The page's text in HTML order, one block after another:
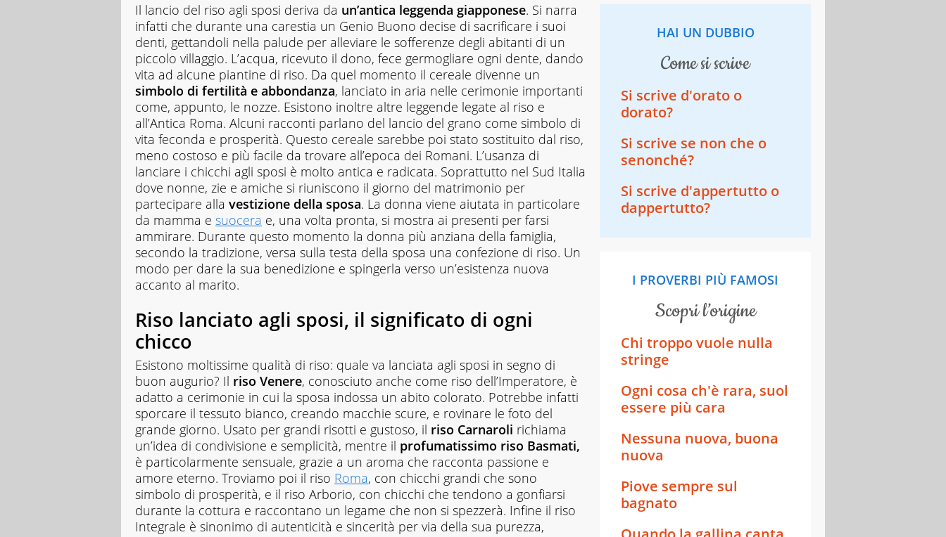
Il lancio del riso agli sposi deriva da un’antica leggenda giapponese. Si narra
infatti che durante una carestia un Genio Buono decise di sacrificare i suoi
denti, gettandoli nella palude per alleviare le sofferenze degli abitanti di un
piccolo villaggio. L’acqua, ricevuto il dono, fece germogliare ogni dente, dando
vita ad alcune piantine di riso. Da quel momento il cereale divenne un
simbolo di fertilità e abbondanza, lanciato in aria nelle cerimonie importanti
come, appunto, le nozze. Esistono inoltre altre leggende legate al riso e
all’Antica Roma. Alcuni racconti parlano del lancio del grano come simbolo di
vita feconda e prosperità. Questo cereale sarebbe poi stato sostituito dal riso,
meno costoso e più facile da trovare all’epoca dei Romani. L’usanza di
lanciare i chicchi agli sposi è molto antica e radicata. Soprattutto nel Sud Italia
dove nonne, zie e amiche si riuniscono il giorno del matrimonio per
partecipare alla vestizione della sposa. La donna viene aiutata in particolare
da mamma e suocera e, una volta pronta, si mostra ai presenti per farsi
ammirare. Durante questo momento la donna più anziana della famiglia,
secondo la tradizione, versa sulla testa della sposa una confezione di riso. Un
modo per dare la sua benedizione e spingerla verso un’esistenza nuova
accanto al marito.
Riso lanciato agli sposi, il significato di ogni
chicco
Esistono moltissime qualità di riso: quale va lanciata agli sposi in segno di
buon augurio? Il riso Venere, conosciuto anche come riso dell’Imperatore, è
adatto a cerimonie in cui la sposa indossa un abito colorato. Potrebbe infatti
sporcare il tessuto bianco, creando macchie scure, e rovinare le foto del
grande giorno. Usato per grandi risotti e gustoso, il riso Carnaroli richiama
un’idea di condivisione e semplicità, mentre il profumatissimo riso Basmati,
è particolarmente sensuale, grazie a un aroma che racconta passione e
amore eterno. Troviamo poi il riso Roma, con chicchi grandi che sono
simbolo di prosperità, e il riso Arborio, con chicchi che tendono a gonfiarsi
durante la cottura e raccontano un legame che non si spezzerà. Infine il riso
Integrale è sinonimo di autenticità e sincerità per via della sua purezza,
HAI UN DUBBIO
come si scrive
Si scrive d'orato o
dorato?
Si scrive se non che o
senonché?
Si scrive d'appertutto o
dappertutto?
I PROVERBI PIÙ FAMOSI
scopri l’origine
Chi troppo vuole nulla
stringe
Ogni cosa ch'è rara, suol
essere più cara
Nessuna nuova, buona
nuova
Piove sempre sul
bagnato